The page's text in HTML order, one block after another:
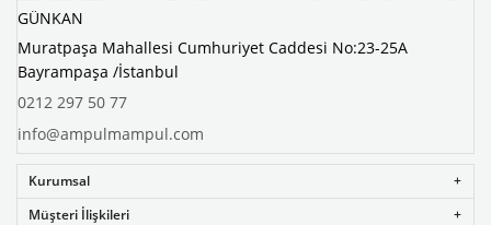
GÜNKAN
Muratpaşa Mahallesi Cumhuriyet Caddesi No:23-25A
Bayrampaşa /İstanbul
0212 297 50 77
info@ampulmampul.com
Kurumsal
Müşteri İlişkileri